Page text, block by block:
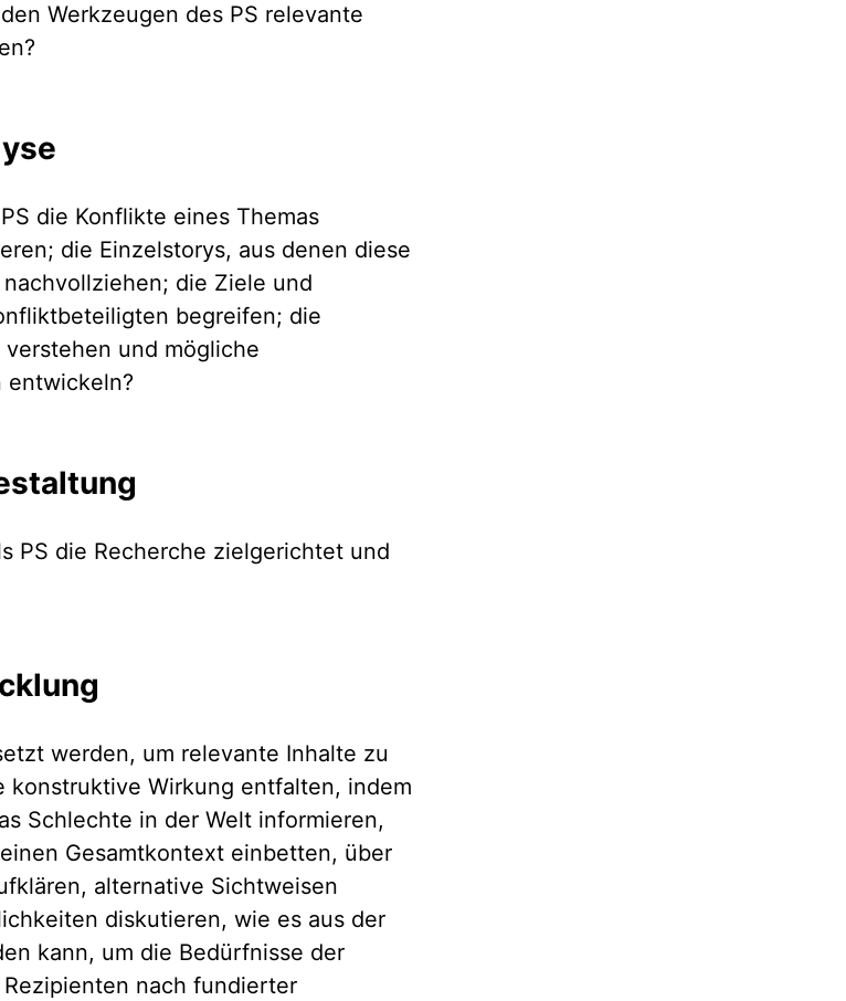
Werkzeugen des PS relevante
die Konflikte eines Themas
die Einzelstorys, aus denen diese
die Ziele und
begreifen; die
und mögliche
entwickeln?
PS die Recherche zielgerichtet und
werden, um relevante Inhalte zu
konstruktive Wirkung entfalten, indem
Schlechte in der Welt informieren,
Gesamtkontext einbetten, über
alternative Sichtweisen
diskutieren, wie es aus der
kann, um die Bedürfnisse der
nach fundierter